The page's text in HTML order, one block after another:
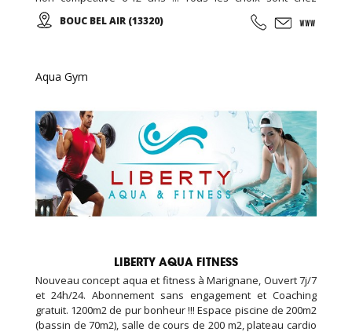
EDENKIDS !
BOUC BEL AIR (13320)
Aqua Gym
LIBERTY AQUA FITNESS
Nouveau concept aqua et fitness à Marignane, Ouvert 7j/7
et 24h/24. Abonnement sans engagement et Coaching
gratuit. 1200m2 de pur bonheur !!! Espace piscine de 200m2
(bassin de 70m2), salle de cours de 200 m2, plateau cardio